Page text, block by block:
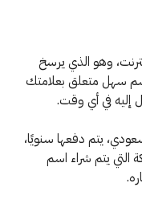
وهو الذي يرسخ
سهل متعلق بعلامتك
إليه في أي وقت.
النطاق حوالي 250 ريال سعودي، يتم دفعها سنويًا،
التي يتم شراء اسم